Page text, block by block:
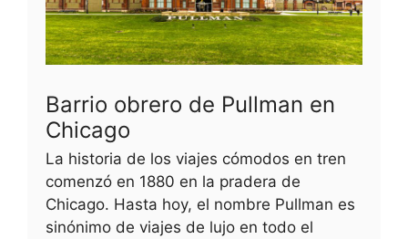
Barrio obrero de Pullman en
Chicago
La historia de los viajes cómodos en tren
comenzó en 1880 en la pradera de
Chicago. Hasta hoy, el nombre Pullman es
sinónimo de viajes de lujo en todo el